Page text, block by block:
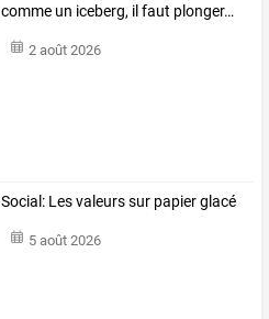
comme un iceberg, ilfaut plonger…
2 août 2026
Social: Les valeurs sur papier glacé
5 août 2026